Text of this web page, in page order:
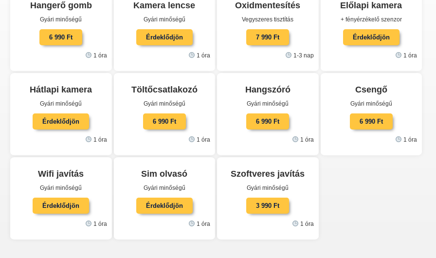
Hangerő gomb
Gyári minőségű
6 990 Ft
1 óra
Kamera lencse
Gyári minőségű
Érdeklődjön
1 óra
Oxidmentesítés
Vegyszeres tisztítás
7 990 Ft
1-3 nap
Előlapi kamera
+ fényérzékelő szenzor
Érdeklődjön
1 óra
Hátlapi kamera
Gyári minőségű
Érdeklődjön
1 óra
Töltőcsatlakozó
Gyári minőségű
6 990 Ft
1 óra
Hangszóró
Gyári minőségű
6 990 Ft
1 óra
Csengő
Gyári minőségű
6 990 Ft
1 óra
Wifi javítás
Gyári minőségű
Érdeklődjön
1 óra
Sim olvasó
Gyári minőségű
Érdeklődjön
1 óra
Szoftveres javítás
Gyári minőségű
3 990 Ft
1 óra